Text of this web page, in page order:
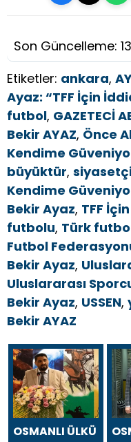
Son Güncelleme:
Etiketler: ankara,
Ayaz: “TFF İçin
futbol, GAZETECİ
Bekir AYAZ, Önce
Kendime
büyüktür,
Kendime
Bekir Ayaz, TFF
futbolu, Türk
Futbol
Bekir Ayaz,
Uluslararası
Bekir Ayaz, USSEN,
Bekir AYAZ
OSMANLI ÜLKÜ